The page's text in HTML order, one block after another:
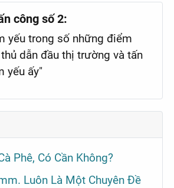
công số 2:
yếu trong số những điểm
dẫn đầu thị trường và tấn
yếu ấy"
Phê, Có Cần Không?
Luôn Là Một Chuyên Đề